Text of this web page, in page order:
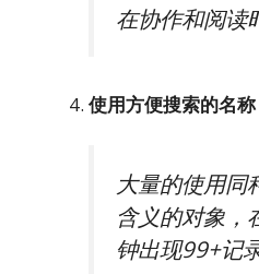
在协作和阅读
使用方便搜索的名称
大量的使用同
含义的对象，
钟出现99+记